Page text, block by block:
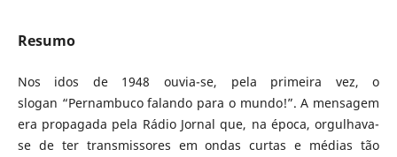
Resumo
Nos idos de 1948 ouvia-se, pela primeira vez, o
slogan “Pernambuco falando para o mundo!”. A mensagem
era propagada pela Rádio Jornal que, na época, orgulhava-
se de ter transmissores em ondas curtas e médias tão